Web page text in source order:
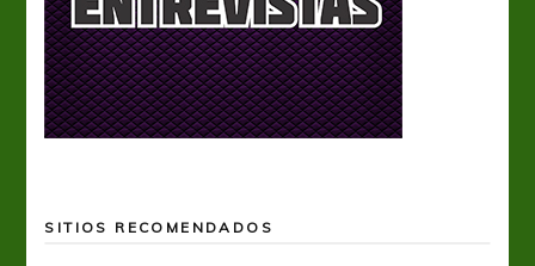
SITIOS RECOMENDADOS